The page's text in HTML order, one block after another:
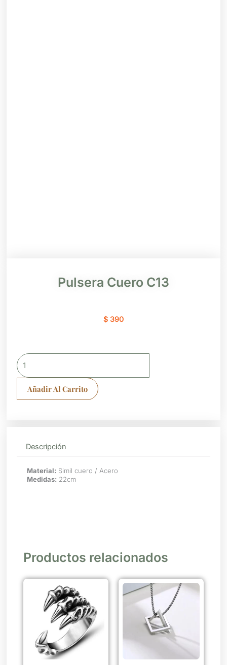
Pulsera Cuero C13
$390
Pulsera
Cuero
cantidad
Añadir Al Carrito
Descripción
Material: Simil cuero / Acero
Medidas: 22cm
Productos relacionados